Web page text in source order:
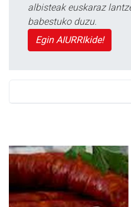
albisteak euskaraz
babestuko duzu.
Egin AIURRIkide!